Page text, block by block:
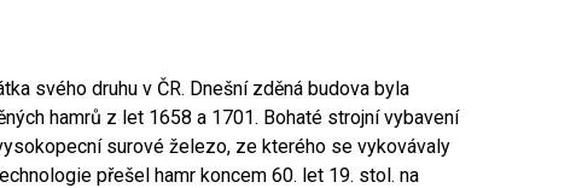
svého druhu v ČR. Dnešní zděná budova byla
hamrů z let 1658 a 1701. Bohaté strojní vybavení
surové železo, ze kterého se vykovávaly
přešel hamr koncem 60. let 19. stol. na